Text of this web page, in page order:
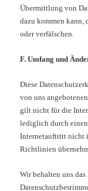
Übermittlung von
dazu kommen kann,
oder verfälschen.
F. Umfang und
Diese
von uns
gilt nicht für die
lediglich durch
Internetauftritt nicht
Richtlinien
Wir behalten uns